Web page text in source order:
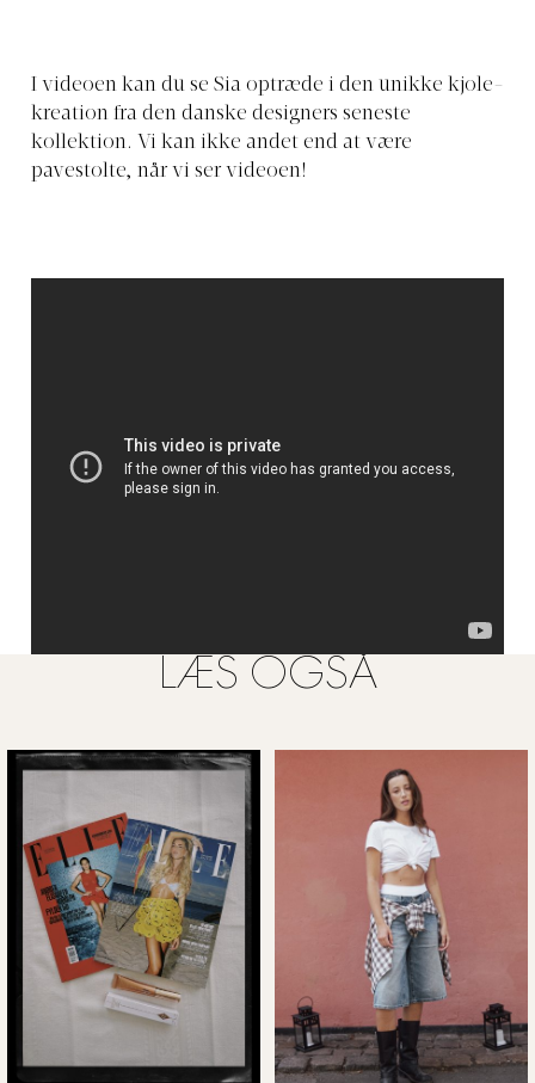
I videoen kan du se Sia optræde i den unikke kjole-
kreation fra den danske designers seneste
kollektion. Vi kan ikke andet end at være
pavestolte, når vi ser videoen!
LÆS OGSÅ